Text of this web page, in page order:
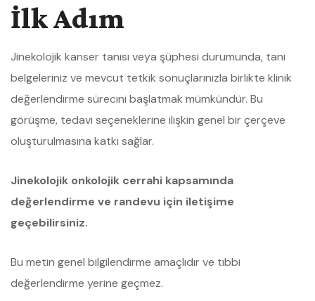
İlk Adım
Jinekolojik kanser tanısı veya şüphesi durumunda, tanı
belgeleriniz ve mevcut tetkik sonuçlarınızla birlikte klinik
değerlendirme sürecini başlatmak mümkündür. Bu
görüşme, tedavi seçeneklerine ilişkin genel bir çerçeve
oluşturulmasına katkı sağlar.
Jinekolojik onkolojik cerrahi kapsamında
değerlendirme ve randevu için iletişime
geçebilirsiniz.
Bu metin genel bilgilendirme amaçlıdır ve tıbbi
değerlendirme yerine geçmez.